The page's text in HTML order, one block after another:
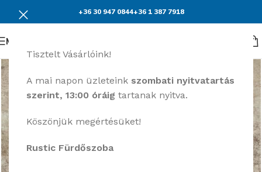
Tisztelt Vásárlóink!
A mai napon üzleteink szombati nyitvatartás
szerint, 13:00 óráig tartanak nyitva.
Köszönjük megértésüket!
Rustic Fürdőszoba
+36 30 947 0844+36 1 387 7918
Menü